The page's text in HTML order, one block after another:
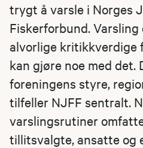
trygt å varsle i Norges
Fiskerforbund. Varsling
alvorlige kritikkverdige
kan gjøre noe med
foreningens styre,
tilfeller NJFF sentralt.
varslingsrutiner
tillitsvalgte, ansatte og